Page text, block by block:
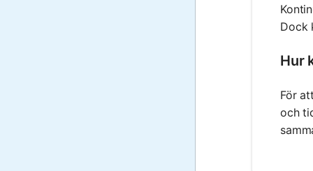
Dock
Hur
För
och